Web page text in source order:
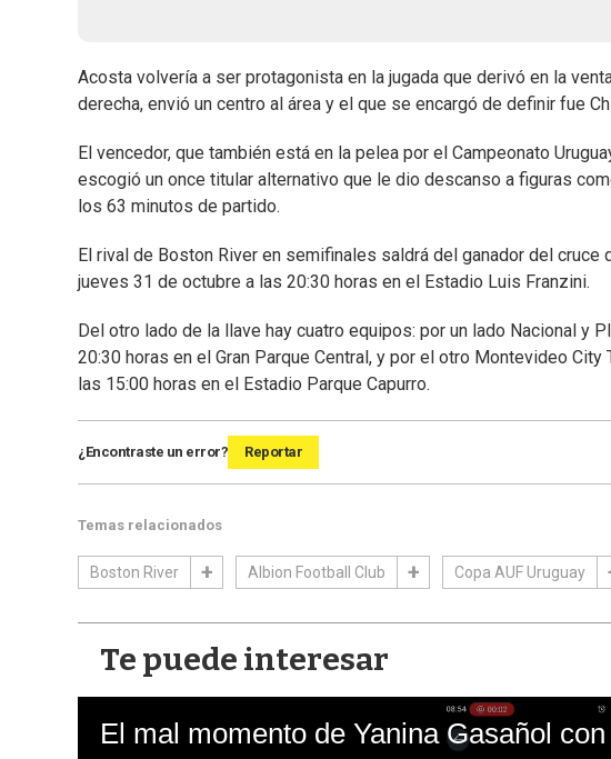
Acosta volvería a ser protagonista en la jugada que derivó en la
derecha, envió un centro al área y el que se encargó de definir fue
El vencedor, que también está en la pelea por el Campeonato
escogió un once titular alternativo que le dio descanso a figuras
los 63 minutos de partido.
El rival de Boston River en semifinales saldrá del ganador del cruce
jueves 31 de octubre a las 20:30 horas en el Estadio Luis Franzini.
Del otro lado de la llave hay cuatro equipos: por un lado Nacional y
20:30 horas en el Gran Parque Central, y por el otro Montevideo
las 15:00 horas en el Estadio Parque Capurro.
¿Encontraste un error? Reportar
Temas relacionados
Boston River Albion Football Club Copa AUF Uruguay
Te puede interesar